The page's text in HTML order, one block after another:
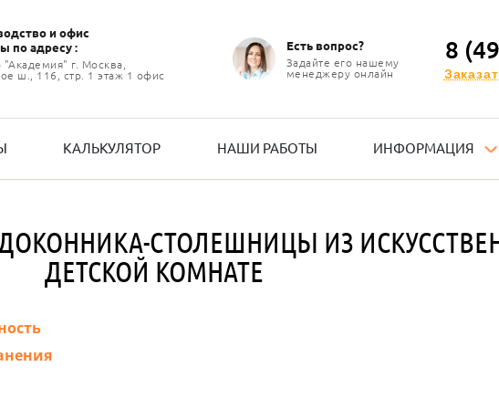
и офиc
по адресу :
"Академия" г. Москва,
ш., 116, стр. 1 этаж 1 офис
Есть вопрос?
Задайте его нашему
менеджеру онлайн
8
КАЛЬКУЛЯТОР НАШИ РАБОТЫ ИНФОРМАЦИЯ
СТОЛЕШНИЦЫ ИЗ
ДЕТСКОЙ КОМНАТЕ